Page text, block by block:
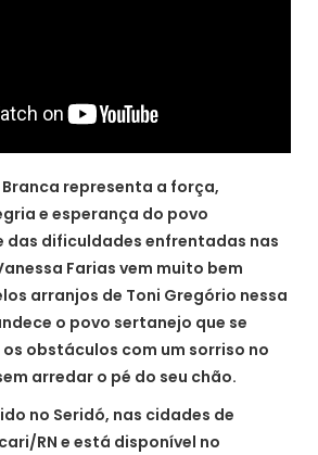
representa a força,
e esperança do povo
das dificuldades enfrentadas nas
Farias vem muito bem
arranjos de Toni Gregório nessa
o povo sertanejo que se
obstáculos com um sorriso no
arredar o pé do seu chão.
no Seridó, nas cidades de
RN e está disponível no